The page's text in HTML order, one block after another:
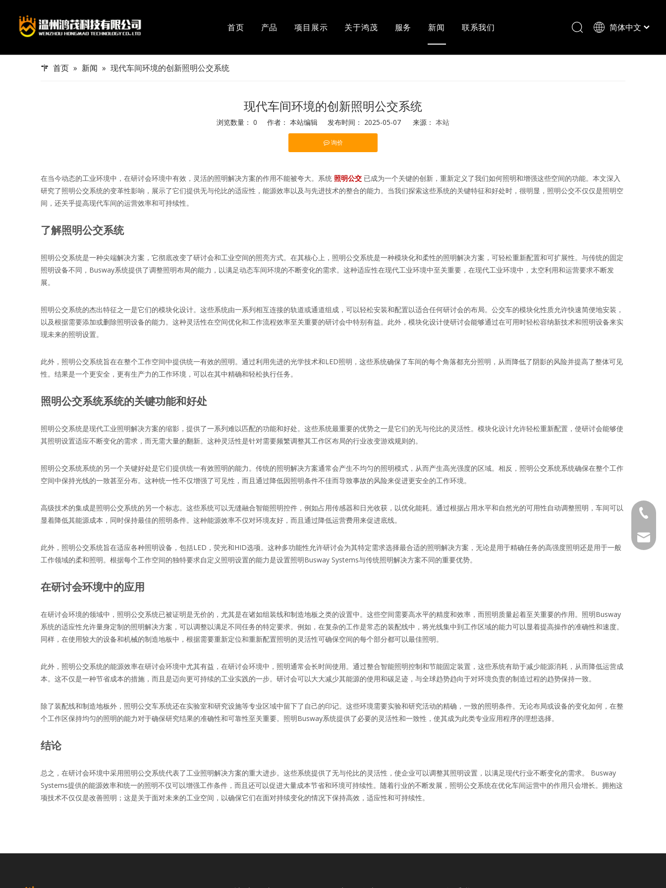
首页 产品
母线系统 数据中心系列
项目展示 关于鸿茂
公司介绍 荣誉资质
服务 新闻 联系我们 简体中文
首页 » 新闻 » 现代车间环境的创新照明公交系统
现代车间环境的创新照明公交系统
浏览数量： 0 作者： 本站编辑 发布时间： 2025-05-07 来源： 本站
询价
在当今动态的工业环境中，在研讨会环境中有效，灵活的照明解决方案的作用不能被夸大。系统 照明公交 已成为一个关键的创新，重新定义了我们如何照明和增强这些空间的功能。本文深入
研究了照明公交系统的变革性影响，展示了它们提供无与伦比的适应性，能源效率以及与先进技术的整合的能力。当我们探索这些系统的关键特征和好处时，很明显，照明公交不仅仅是照明空
间，还关乎提高现代车间的运营效率和可持续性。
了解照明公交系统
照明公交系统是一种尖端解决方案，它彻底改变了研讨会和工业空间的照亮方式。在其核心上，照明公交系统是一种模块化和柔性的照明解决方案，可轻松重新配置和可扩展性。与传统的固定
照明设备不同，Busway系统提供了调整照明布局的能力，以满足动态车间环境的不断变化的需求。这种适应性在现代工业环境中至关重要，在现代工业环境中，太空利用和运营要求不断发
展。
照明公交系统的杰出特征之一是它们的模块化设计。这些系统由一系列相互连接的轨道或通道组成，可以轻松安装和配置以适合任何研讨会的布局。公交车的模块化性质允许快速简便地安装，
以及根据需要添加或删除照明设备的能力。这种灵活性在空间优化和工作流程效率至关重要的研讨会中特别有益。此外，模块化设计使研讨会能够通过在可用时轻松容纳新技术和照明设备来实
现未来的照明设置。
此外，照明公交系统旨在在整个工作空间中提供统一有效的照明。通过利用先进的光学技术和LED照明，这些系统确保了车间的每个角落都充分照明，从而降低了阴影的风险并提高了整体可见
性。结果是一个更安全，更有生产力的工作环境，可以在其中精确和轻松执行任务。
照明公交系统系统的关键功能和好处
照明公交系统是现代工业照明解决方案的缩影，提供了一系列难以匹配的功能和好处。这些系统最重要的优势之一是它们的无与伦比的灵活性。模块化设计允许轻松重新配置，使研讨会能够使
其照明设置适应不断变化的需求，而无需大量的翻新。这种灵活性是针对需要频繁调整其工作区布局的行业改变游戏规则的。
照明公交系统系统的另一个关键好处是它们提供统一有效照明的能力。传统的照明解决方案通常会产生不均匀的照明模式，从而产生高光强度的区域。相反，照明公交系统系统确保在整个工作
空间中保持光线的一致甚至分布。这种统一性不仅增强了可见性，而且通过降低因照明条件不佳而导致事故的风险来促进更安全的工作环境。
高级技术的集成是照明公交系统的另一个标志。这些系统可以无缝融合智能照明控件，例如占用传感器和日光收获，以优化能耗。通过根据占用水平和自然光的可用性自动调整照明，车间可以
显着降低其能源成本，同时保持最佳的照明条件。这种能源效率不仅对环境友好，而且通过降低运营费用来促进底线。
此外，照明公交系统旨在适应各种照明设备，包括LED，荧光和HID选项。这种多功能性允许研讨会为其特定需求选择最合适的照明解决方案，无论是用于精确任务的高强度照明还是用于一般
工作领域的柔和照明。根据每个工作空间的独特要求自定义照明设置的能力是设置照明Busway Systems与传统照明解决方案不同的重要优势。
在研讨会环境中的应用
在研讨会环境的领域中，照明公交系统已被证明是无价的，尤其是在诸如组装线和制造地板之类的设置中。这些空间需要高水平的精度和效率，而照明质量起着至关重要的作用。照明Busway
系统的适应性允许量身定制的照明解决方案，可以调整以满足不同任务的特定要求。例如，在复杂的工作是常态的装配线中，将光线集中到工作区域的能力可以显着提高操作的准确性和速度。
同样，在使用较大的设备和机械的制造地板中，根据需要重新定位和重新配置照明的灵活性可确保空间的每个部分都可以最佳照明。
此外，照明公交系统的能源效率在研讨会环境中尤其有益，在研讨会环境中，照明通常会长时间使用。通过整合智能照明控制和节能固定装置，这些系统有助于减少能源消耗，从而降低运营成
本。这不仅是一种节省成本的措施，而且是迈向更可持续的工业实践的一步。研讨会可以大大减少其能源的使用和碳足迹，与全球趋势趋向于对环境负责的制造过程的趋势保持一致。
除了装配线和制造地板外，照明公交车系统还在实验室和研究设施等专业区域中留下了自己的印记。这些环境需要实验和研究活动的精确，一致的照明条件。无论布局或设备的变化如何，在整
个工作区保持均匀的照明的能力对于确保研究结果的准确性和可靠性至关重要。照明Busway系统提供了必要的灵活性和一致性，使其成为此类专业应用程序的理想选择。
结论
总之，在研讨会环境中采用照明公交系统代表了工业照明解决方案的重大进步。这些系统提供了无与伦比的灵活性，使企业可以调整其照明设置，以满足现代行业不断变化的需求。 Busway
Systems提供的能源效率和统一的照明不仅可以增强工作条件，而且还可以促进大量成本节省和环境可持续性。随着行业的不断发展，照明公交系统在优化车间运营中的作用只会增长。拥抱这
项技术不仅仅是改善照明；这是关于面对未来的工业空间，以确保它们在面对持续变化的情况下保持高效，适应性和可持续性。